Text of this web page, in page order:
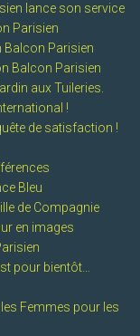
lance son service
Parisien
Balcon Parisien
Balcon Parisien
aux Tuileries.
!
de satisfaction !
Bleu
de Compagnie
en images
pour bientôt…
Femmes pour les